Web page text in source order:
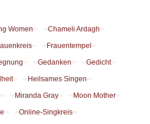
Women
Chameli Ardagh
Frauentempel
Gedanken
Gedicht
Heilsames Singen
Miranda Gray
Moon Mother
Online-Singkreis